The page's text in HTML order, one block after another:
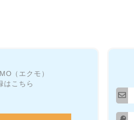
（エクモ）
はこちら